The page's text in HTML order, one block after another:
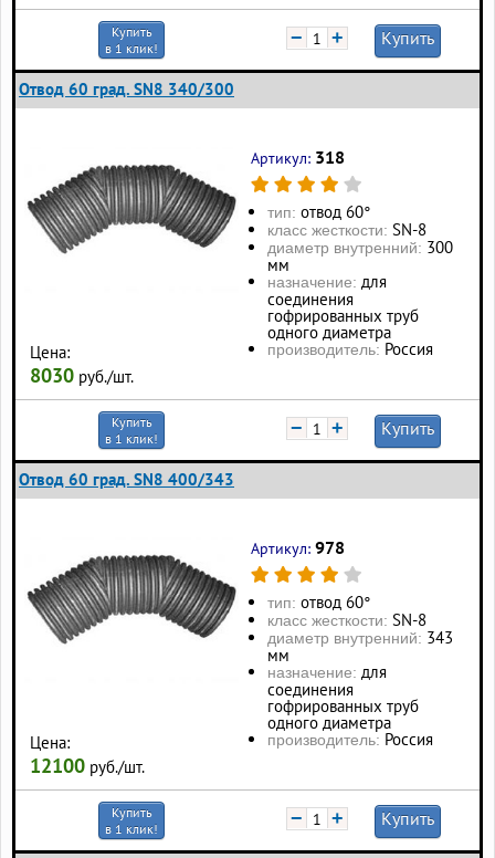
Купить
в 1 клик!
− + Купить
Отвод 60 град. SN8 340/300
Цена:
8030 руб./шт.
Артикул: 318
тип: отвод 60°
класс жесткости: SN-8
диаметр внутренний: 300
мм
назначение: для
соединения
гофрированных труб
одного диаметра
производитель: Россия
Купить
в 1 клик!
− + Купить
Отвод 60 град. SN8 400/343
Цена:
12100 руб./шт.
Артикул: 978
тип: отвод 60°
класс жесткости: SN-8
диаметр внутренний: 343
мм
назначение: для
соединения
гофрированных труб
одного диаметра
производитель: Россия
Купить
в 1 клик!
− + Купить